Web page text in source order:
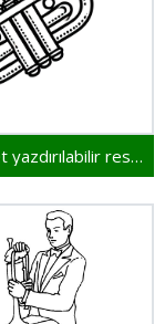
Trompet yazdırılabilir resim